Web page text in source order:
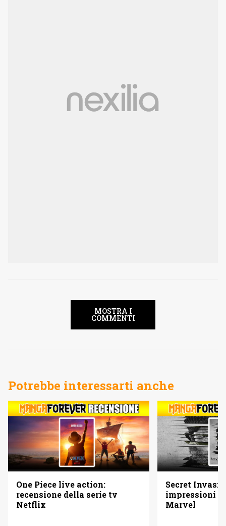
MOSTRA I
COMMENTI
Potrebbe interessarti anche
One Piece live action:
recensione della serie tv
Netflix
Secret
impressioni
Marvel